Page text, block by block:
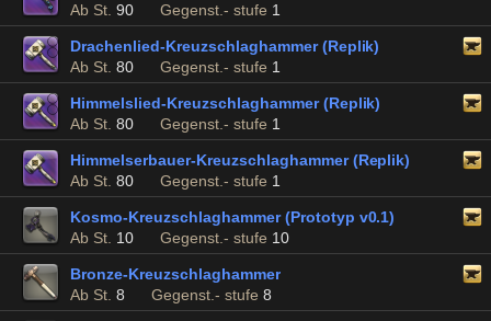
Ab St. 90 Gegenst.- stufe 1
Drachenlied-Kreuzschlaghammer (Replik)
Ab St. 80 Gegenst.- stufe 1
Himmelslied-Kreuzschlaghammer (Replik)
Ab St. 80 Gegenst.- stufe 1
Himmelserbauer-Kreuzschlaghammer (Replik)
Ab St. 80 Gegenst.- stufe 1
Kosmo-Kreuzschlaghammer (Prototyp v0.1)
Ab St. 10 Gegenst.- stufe 10
Bronze-Kreuzschlaghammer
Ab St. 8 Gegenst.- stufe 8